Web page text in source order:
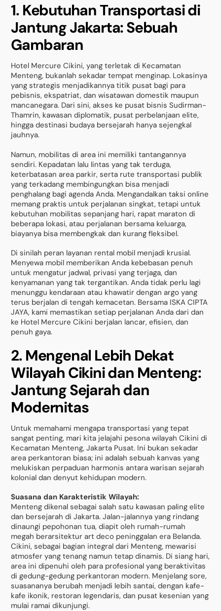
1. Kebutuhan Transportasi di
Jantung Jakarta: Sebuah
Gambaran
Hotel Mercure Cikini, yang terletak di Kecamatan
Menteng, bukanlah sekadar tempat menginap. Lokasinya
yang strategis menjadikannya titik pusat bagi para
pebisnis, ekspatriat, dan wisatawan domestik maupun
mancanegara. Dari sini, akses ke pusat bisnis Sudirman-
Thamrin, kawasan diplomatik, pusat perbelanjaan elite,
hingga destinasi budaya bersejarah hanya sejengkal
jauhnya.
Namun, mobilitas di area ini memiliki tantangannya
sendiri. Kepadatan lalu lintas yang tak terduga,
keterbatasan area parkir, serta rute transportasi publik
yang terkadang membingungkan bisa menjadi
penghalang bagi agenda Anda. Mengandalkan taksi online
memang praktis untuk perjalanan singkat, tetapi untuk
kebutuhan mobilitas sepanjang hari, rapat maraton di
beberapa lokasi, atau perjalanan bersama keluarga,
biayanya bisa membengkak dan kurang fleksibel.
Di sinilah peran layanan rental mobil menjadi krusial.
Menyewa mobil memberikan Anda kebebasan penuh
untuk mengatur jadwal, privasi yang terjaga, dan
kenyamanan yang tak tergantikan. Anda tidak perlu lagi
menunggu kendaraan atau khawatir dengan argo yang
terus berjalan di tengah kemacetan. Bersama ISKA CIPTA
JAYA, kami memastikan setiap perjalanan Anda dari dan
ke Hotel Mercure Cikini berjalan lancar, efisien, dan
penuh gaya.
2. Mengenal Lebih Dekat
Wilayah Cikini dan Menteng:
Jantung Sejarah dan
Modernitas
Untuk memahami mengapa transportasi yang tepat
sangat penting, mari kita jelajahi pesona wilayah Cikini di
Kecamatan Menteng, Jakarta Pusat. Ini bukan sekadar
area perkantoran biasa; ini adalah sebuah kanvas yang
melukiskan perpaduan harmonis antara warisan sejarah
kolonial dan denyut kehidupan modern.
Suasana dan Karakteristik Wilayah:
Menteng dikenal sebagai salah satu kawasan paling elite
dan bersejarah di Jakarta. Jalan-jalannya yang rindang
dinaungi pepohonan tua, diapit oleh rumah-rumah
megah berarsitektur art deco peninggalan era Belanda.
Cikini, sebagai bagian integral dari Menteng, mewarisi
atmosfer yang tenang namun tetap dinamis. Di siang hari,
area ini dipenuhi oleh para profesional yang beraktivitas
di gedung-gedung perkantoran modern. Menjelang sore,
suasananya berubah menjadi lebih santai, dengan kafe-
kafe ikonik, restoran legendaris, dan pusat kesenian yang
mulai ramai dikunjungi.